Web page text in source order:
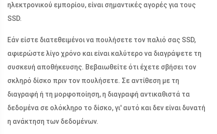
ηλεκτρονικού εμπορίου, είναι σημαντικές αγορές για τους
SSD.
Εάν είστε διατεθειμένοι να πουλήσετε τον παλιό σας SSD,
αφιερώστε λίγο χρόνο και είναι καλύτερο να διαγράψετε τη
συσκευή αποθήκευσης. Βεβαιωθείτε ότι έχετε σβήσει τον
σκληρό δίσκο πριν τον πουλήσετε. Σε αντίθεση με τη
διαγραφή ή τη μορφοποίηση, η διαγραφή αντικαθιστά τα
δεδομένα σε ολόκληρο το δίσκο, γι' αυτό και δεν είναι δυνατή
η ανάκτηση των δεδομένων.